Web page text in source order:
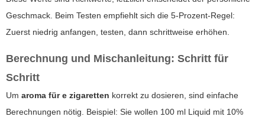
Geschmack. Beim Testen empfiehlt sich die 5-Prozent-Regel:
Zuerst niedrig anfangen, testen, dann schrittweise erhöhen.
Berechnung und Mischanleitung: Schritt für
Schritt
Um aroma für e zigaretten korrekt zu dosieren, sind einfache
Berechnungen nötig. Beispiel: Sie wollen 100 ml Liquid mit 10%